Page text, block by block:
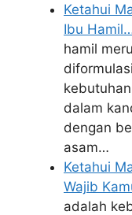
Ketahui
Ibu
hamil
dalam
dengan
asam…
Ketahui
Wajib
adalah